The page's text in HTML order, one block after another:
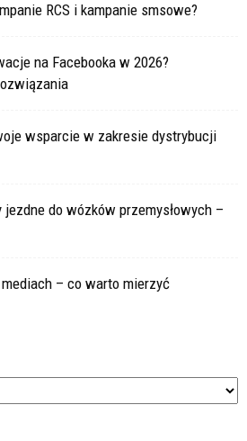
RCS i kampanie smsowe?
na Facebooka w 2026?
wsparcie w zakresie dystrybucji
do wózków przemysłowych –
– co warto mierzyć